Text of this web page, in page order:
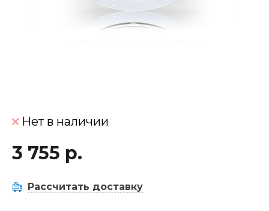
Нет в наличии
3 755 р.
Рассчитать доставку